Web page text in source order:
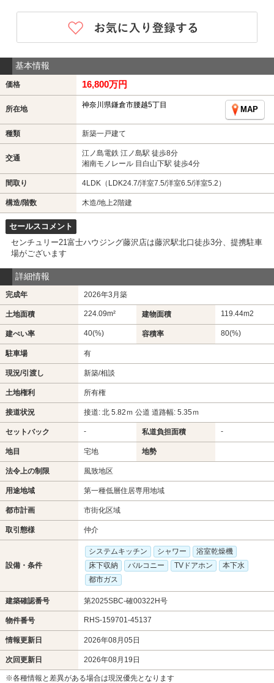
基本情報
価格 16,800万円
所在地 神奈川県鎌倉市腰越5丁目
MAP
種類 新築一戸建て
交通
江ノ島電鉄 江ノ島駅 徒歩8分
湘南モノレール 目白山下駅 徒歩4分
間取り 4LDK（LDK24.7/洋室7.5/洋室6.5/洋室5.2）
構造/階数 木造/地上2階建
セールスコメント
センチュリー21富士ハウジング藤沢店は藤沢駅北口徒歩3分、提携駐車
場がございます
詳細情報
完成年 2026年3月築
土地面積 224.09m² 建物面積 119.44m2
建ぺい率 40(%) 容積率 80(%)
駐車場 有
現況/引渡し 新築/相談
土地権利 所有権
接道状況 接道: 北 5.82ｍ 公道 道路幅: 5.35ｍ
セットバック - 私道負担面積 -
地目 宅地 地勢
法令上の制限 風致地区
用途地域 第一種低層住居専用地域
都市計画 市街化区域
取引態様 仲介
設備・条件
システムキッチン シャワー
浴室乾燥機
床下収納
バルコニー TVドアホン
本下水
都市ガス
建築確認番号 第2025SBC-確00322H号
物件番号 RHS-159701-45137
情報更新日 2026年08月05日
次回更新日 2026年08月19日
※各種情報と差異がある場合は現況優先となります